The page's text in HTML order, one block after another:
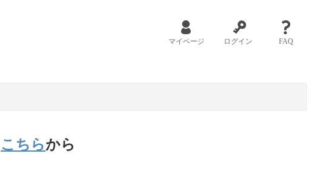
マイページ ログイン FAQ
こちらから